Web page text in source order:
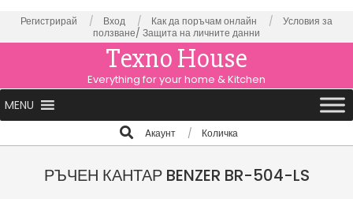
to
Регистрирай Вход Как да поръчам онлайн
Условия за
ползване/ Защита на личните данни
Texno House
Everything for your home & Kitchen
Primary
Navigation
MENU
Search
Aкаунт Количка
РЪЧЕН КАНТАР BENZER BR-504-LS